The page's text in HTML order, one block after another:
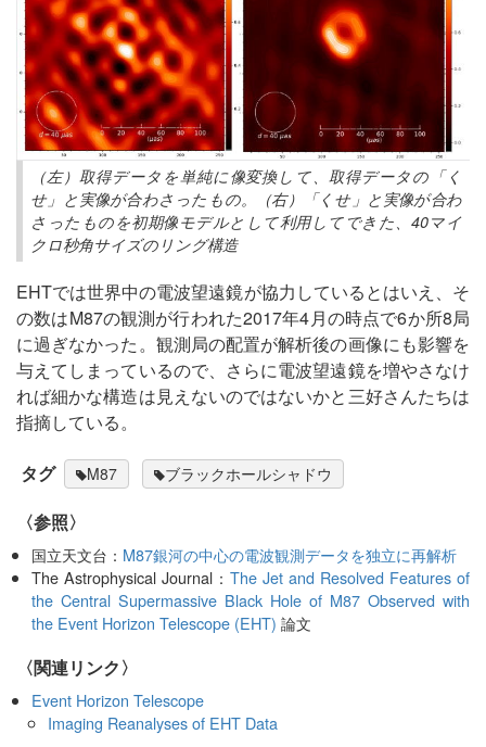
（左）取得データを単純に像変換して、取得データの「く
せ」と実像が合わさったもの。（右）「くせ」と実像が合わ
さったものを初期像モデルとして利用してできた、40マイ
クロ秒角サイズのリング構造
EHTでは世界中の電波望遠鏡が協力しているとはいえ、そ
の数はM87の観測が行われた2017年4月の時点で6か所8局
に過ぎなかった。観測局の配置が解析後の画像にも影響を
与えてしまっているので、さらに電波望遠鏡を増やさなけ
れば細かな構造は見えないのではないかと三好さんたちは
指摘している。
タグ M87 ブラックホールシャドウ
〈参照〉
国立天文台： M87銀河の中心の電波観測データを独立に再解析
The Astrophysical Journal：The Jet and Resolved Features of
the Central Supermassive Black Hole of M87 Observed with
the Event Horizon Telescope (EHT) 論文
〈関連リンク〉
Event Horizon Telescope
Imaging Reanalyses of EHT Data